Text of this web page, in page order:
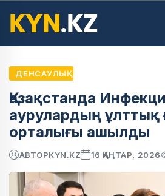
ДЕНСАУЛЫҚ
Қазақстанда
аурулардың
орталығы ашылды
АВТОРKYN.KZ 16 ҚАҢТАР, 2026